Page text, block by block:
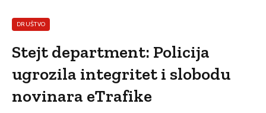
DRUŠTVO
Stejt department: Policija
ugrozila integritet i slobodu
novinara eTrafike